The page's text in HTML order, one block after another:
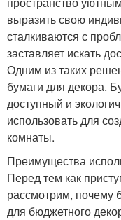
выразить свою
сталкиваются с
заставляет искать
Одним из таких
бумаги для декора.
доступный и
использовать для
комнаты.
Преимущества
Перед тем как
рассмотрим, почему
для бюджетного